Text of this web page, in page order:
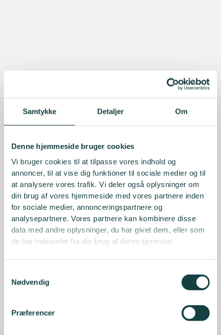
Samtykke Detaljer Om
Denne hjemmeside bruger cookies
Vi bruger cookies til at tilpasse vores indhold og
annoncer, til at vise dig funktioner til sociale medier og til
at analysere vores trafik. Vi deler også oplysninger om
din brug af vores hjemmeside med vores partnere inden
for sociale medier, annonceringspartnere og
analysepartnere. Vores partnere kan kombinere disse
data med andre oplysninger, du har givet dem, eller som
de har indsamlet fra din brug af deres tjenester.
Nødvendig
Præferencer